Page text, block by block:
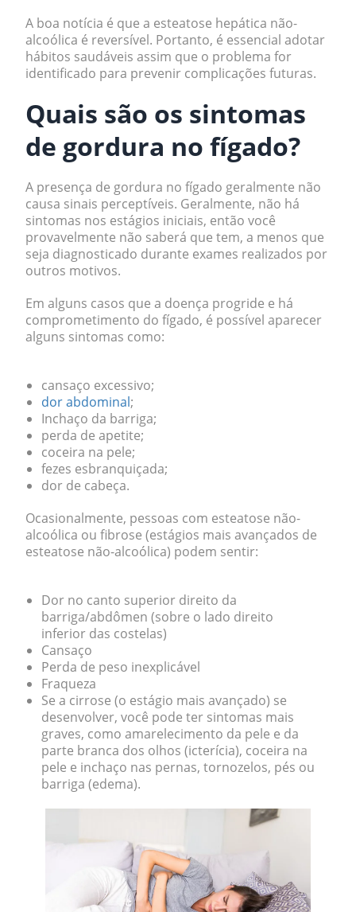
A boa notícia é que a esteatose hepática não-
alcoólica é reversível. Portanto, é essencial adotar
hábitos saudáveis assim que o problema for
identificado para prevenir complicações futuras.
Quais são os sintomas
de gordura no fígado?
A presença de gordura no fígado geralmente não
causa sinais perceptíveis. Geralmente, não há
sintomas nos estágios iniciais, então você
provavelmente não saberá que tem, a menos que
seja diagnosticado durante exames realizados por
outros motivos.
Em alguns casos que a doença progride e há
comprometimento do fígado, é possível aparecer
alguns sintomas como:
cansaço excessivo;
dor abdominal;
Inchaço da barriga;
perda de apetite;
coceira na pele;
fezes esbranquiçada;
dor de cabeça.
Ocasionalmente, pessoas com esteatose não-
alcoólica ou fibrose (estágios mais avançados de
esteatose não-alcoólica) podem sentir:
Dor no canto superior direito da
barriga/abdômen (sobre o lado direito
inferior das costelas)
Cansaço
Perda de peso inexplicável
Fraqueza
Se a cirrose (o estágio mais avançado) se
desenvolver, você pode ter sintomas mais
graves, como amarelecimento da pele e da
parte branca dos olhos (icterícia), coceira na
pele e inchaço nas pernas, tornozelos, pés ou
barriga (edema).